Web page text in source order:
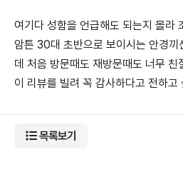
여기다 성함을 언급해도 되는지 몰라
암튼 30대 초반으로 보이시는 안경끼
데 처음 방문때도 재방문때도 너무 친
이 리뷰를 빌려 꼭 감사하다고 전하
목록보기